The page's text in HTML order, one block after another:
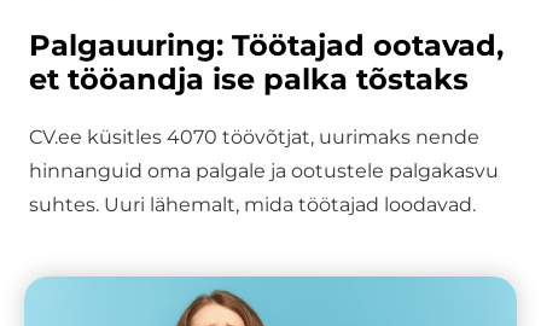
Palgauuring: Töötajad ootavad,
et tööandja ise palka tõstaks
CV.ee küsitles 4070 töövõtjat, uurimaks nende
hinnanguid oma palgale ja ootustele palgakasvu
suhtes. Uuri lähemalt, mida töötajad loodavad.